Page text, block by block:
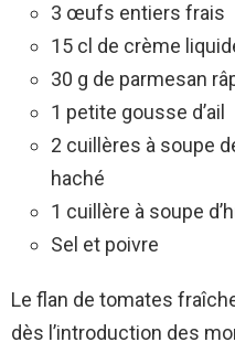
3 œufs entiers frais
15 cl de crème
30 g de parmesan
1 petite gousse d’ail
2 cuillères à soupe
haché
1 cuillère à soupe
Sel et poivre
Le flan de tomates
dès l’introduction des